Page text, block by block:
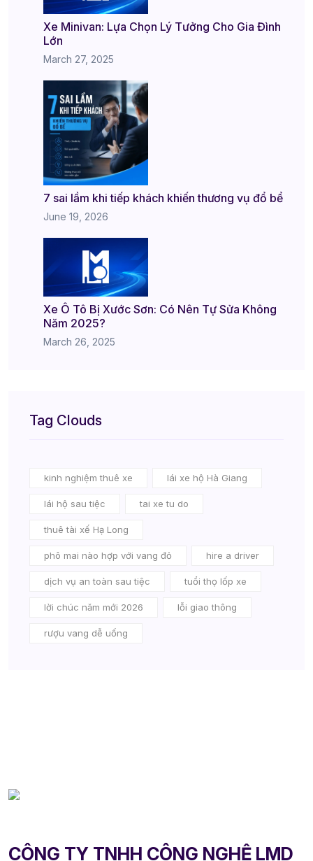
Xe Minivan: Lựa Chọn Lý Tưởng Cho Gia Đình
Lớn
March 27, 2025
7 sai lầm khi tiếp khách khiến thương vụ đổ bể
June 19, 2026
Xe Ô Tô Bị Xước Sơn: Có Nên Tự Sửa Không
Năm 2025?
March 26, 2025
Tag Clouds
kinh nghiệm thuê xe lái xe hộ Hà Giang
lái hộ sau tiệc tai xe tu do
thuê tài xế Hạ Long
phô mai nào hợp với vang đỏ hire a driver
dịch vụ an toàn sau tiệc tuổi thọ lốp xe
lời chúc năm mới 2026 lỗi giao thông
rượu vang dễ uống
CÔNG TY TNHH CÔNG NGHỆ LMD